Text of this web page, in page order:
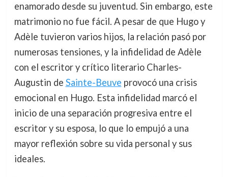
enamorado desde su juventud. Sin embargo, este
matrimonio no fue fácil. A pesar de que Hugo y
Adèle tuvieron varios hijos, la relación pasó por
numerosas tensiones, y la infidelidad de Adèle
con el escritor y crítico literario Charles-
Augustin de Sainte-Beuve provocó una crisis
emocional en Hugo. Esta infidelidad marcó el
inicio de una separación progresiva entre el
escritor y su esposa, lo que lo empujó a una
mayor reflexión sobre su vida personal y sus
ideales.